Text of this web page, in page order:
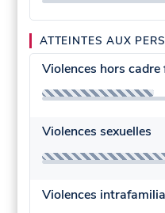
ATTEINTES AUX
Violences hors
Violences sexuelles
Violences